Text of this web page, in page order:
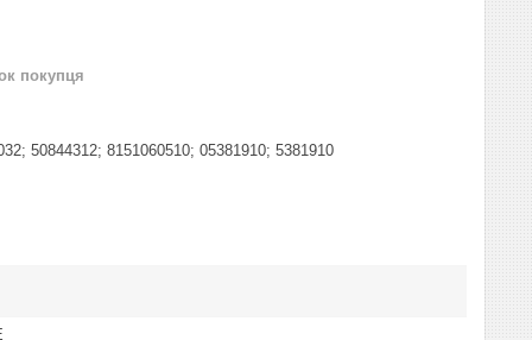
покупця
50844312; 8151060510; 05381910; 5381910